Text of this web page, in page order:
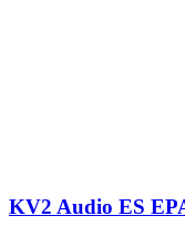
KV2 Audio ES